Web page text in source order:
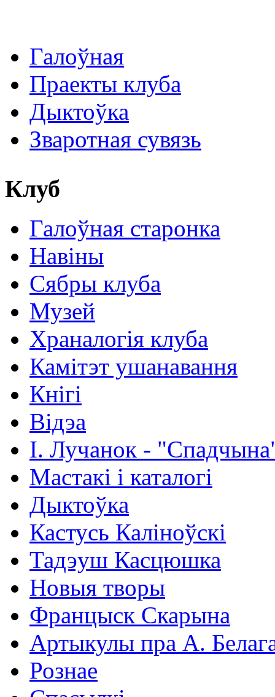
Галоўная
Праекты клуба
Дыктоўка
Зваротная сувязь
Клуб
Галоўная старонка
Навіны
Сябры клуба
Музей
Храналогія клуба
Камітэт ушанавання
Кнігі
Відэа
І. Лучанок -
Мастакі i каталогi
Дыктоўка
Кастусь Каліноўскі
Тадэуш Касцюшка
Новыя творы
Францыск Скарына
Артыкулы пра А.
Рознае